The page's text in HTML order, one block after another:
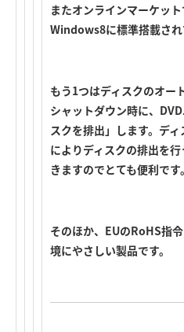
またオンラインマーケッ
Windows8に標準搭載さ
もう1つはディスクのオー
シャットダウン時に、
スクを排出」します。デ
によりディスクの排出を
きますのでとても便利です。
そのほか、EUのRoHS指
境にやさしい製品です。